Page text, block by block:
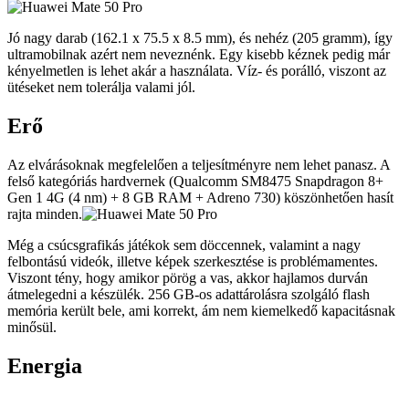
Jó nagy darab (162.1 x 75.5 x 8.5 mm), és nehéz (205 gramm), így
ultramobilnak azért nem neveznénk. Egy kisebb kéznek pedig már
kényelmetlen is lehet akár a használata. Víz- és porálló, viszont az
ütéseket nem tolerálja valami jól.
Erő
Az elvárásoknak megfelelően a teljesítményre nem lehet panasz. A
felső kategóriás hardvernek (Qualcomm SM8475 Snapdragon 8+
Gen 1 4G (4 nm) + 8 GB RAM + Adreno 730) köszönhetően hasít
rajta minden.
Még a csúcsgrafikás játékok sem döccennek, valamint a nagy
felbontású videók, illetve képek szerkesztése is problémamentes.
Viszont tény, hogy amikor pörög a vas, akkor hajlamos durván
átmelegedni a készülék. 256 GB-os adattárolásra szolgáló flash
memória került bele, ami korrekt, ám nem kiemelkedő kapacitásnak
minősül.
Energia